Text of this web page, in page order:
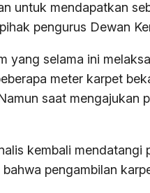
untuk mendapatkan
pengurus Dewan
yang selama ini
meter karpet
saat mengajukan
kembali
pengambilan